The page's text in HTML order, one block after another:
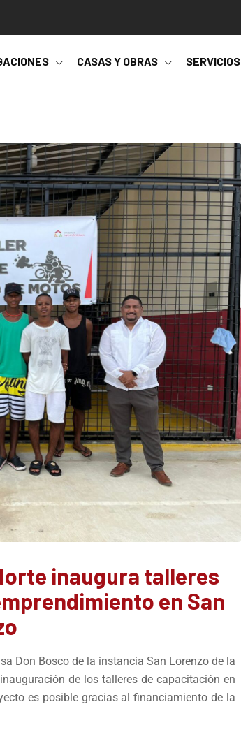
CASAS Y OBRAS SERVICIOS
inaugura talleres
en San
Don Bosco de la instancia San Lorenzo de la
de los talleres de capacitación en
es posible gracias al financiamiento de la